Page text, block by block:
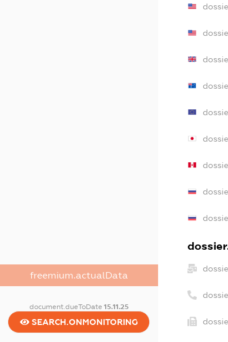
freemium.actualData
document.dueToDate 15.11.25
SEARCH.ONMONITORING